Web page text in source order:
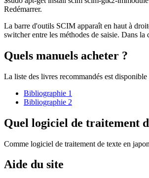
Redémarrer.
La barre d'outils SCIM apparaît en haut à
switcher entre les méthodes de saisie. Dans
Quels manuels acheter ?
La liste des livres recommandés est
Bibliographie 1
Bibliographie 2
Quel logiciel de traitement
Comme logiciel de traitement de texte en
Aide du site